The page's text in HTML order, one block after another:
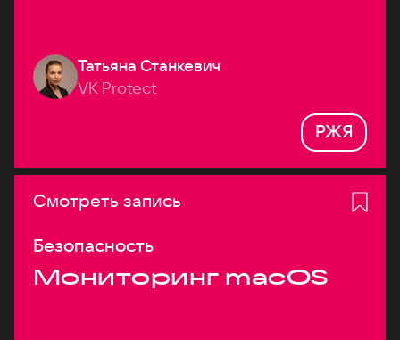
Татьяна Станкевич
VK Protect
РЖЯ
Смотреть запись
Безопасность
Мониторинг macOS